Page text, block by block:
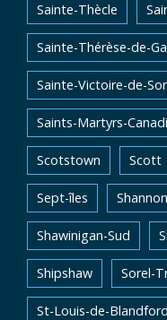
Sainte-Thècle
Sainte-Thérèse-de-
Sainte-Victoire-de-
Saints-Martyrs-
Scotstown Scott
Sept-îles Shannon
Shawinigan-Sud
Shipshaw Sorel-
St-Louis-de-Blandford